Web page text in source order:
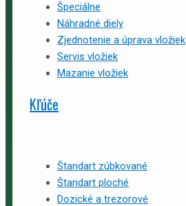
Špeciálne
Náhradné diely
Zjednotenie a úprava vložiek
Servis vložiek
Mazanie vložiek
Kľúče
Štandart zúbkované
Štandart ploché
Dozické a trezorové